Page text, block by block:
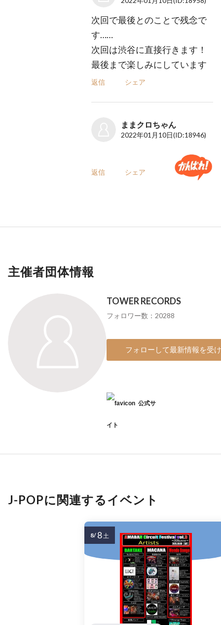
次回で最後とのことで残念で
す……
次回は渋谷に直接行きます！
最後まで楽しみにしています
返信 シェア
ままクロちゃん
2022年01月10日(ID:18946)
返信 シェア
主催者団体情報
TOWER RECORDS
フォロワー数：20288
フォローして最新情報を受
公式サ
イト
J-POPに関連するイベント
8/ 8 土